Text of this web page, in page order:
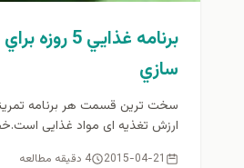
برنامه
سازي
سخت ترین قسمت هر برنامه
ارزش تغذیه ای مواد غذایی
2015-04-21 4 دقیقه مطالعه